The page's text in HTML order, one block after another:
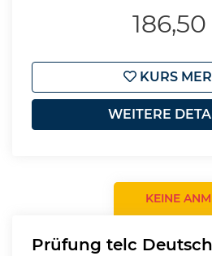
KURS
WEITERE
KEINE
Prüfung telc Deutsch